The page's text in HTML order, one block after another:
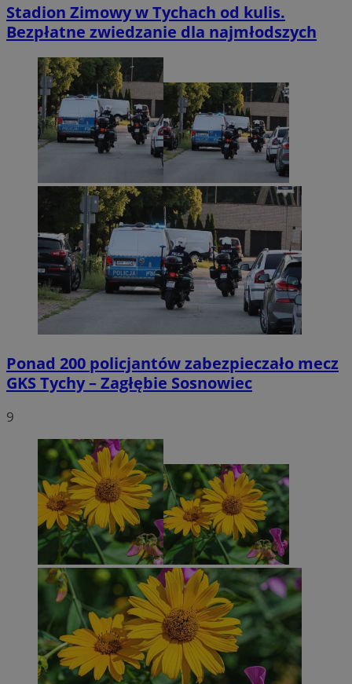
Stadion Zimowy w Tychach od kulis.
Bezpłatne zwiedzanie dla najmłodszych
Ponad 200 policjantów zabezpieczało mecz
GKS Tychy – Zagłębie Sosnowiec
9